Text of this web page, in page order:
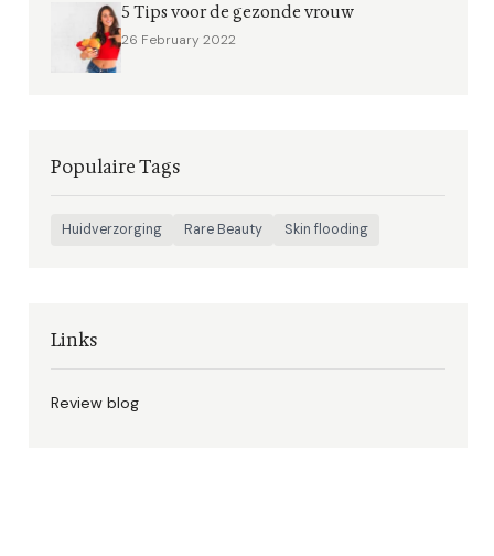
5 Tips voor de gezonde vrouw
26 February 2022
Populaire Tags
Huidverzorging Rare Beauty Skin flooding
Links
Review blog